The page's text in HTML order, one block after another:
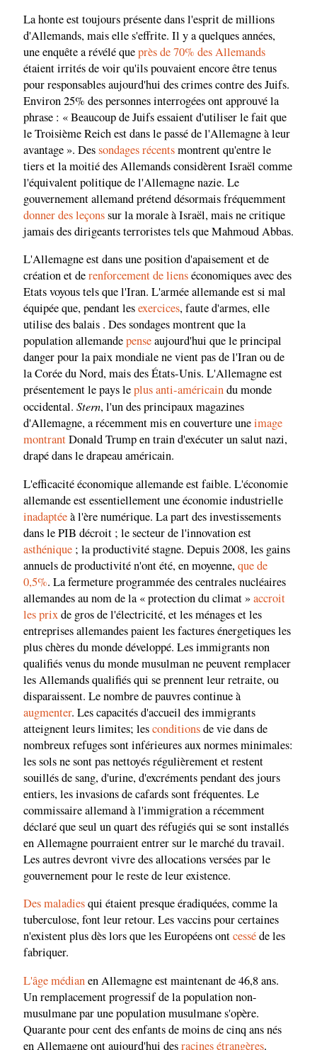
La honte est toujours présente dans l'esprit de millions
d'Allemands, mais elle s'effrite. Il y a quelques années,
une enquête a révélé queprès de 70% des Allemands
étaient irrités de voir qu'ils pouvaient encore être tenus
pour responsables aujourd'hui des crimes contre des Juifs.
Environ 25% des personnes interrogées ont approuvé la
phrase : « Beaucoup de Juifs essaient d'utiliser le fait que
le Troisième Reich est dans le passé de l'Allemagne à leur
avantage ». Dessondages récentsmontrent qu'entre le
tiers et la moitié des Allemands considèrent Israël comme
l'équivalent politique de l'Allemagne nazie. Le
gouvernement allemand prétend désormais fréquemment
donner des leçonssur la morale à Israël, mais ne critique
jamais des dirigeants terroristes tels que Mahmoud Abbas.
L'Allemagne est dans une position d'apaisement et de
création et derenforcement de lienséconomiques avec des
Etats voyous tels que l'Iran. L'armée allemande est si mal
équipée que, pendant lesexercices, faute d'armes, elle
utilise des balais . Des sondages montrent que la
population allemandepenseaujourd'hui que le principal
danger pour la paix mondiale ne vient pas de l'Iran ou de
la Corée du Nord, mais des États-Unis. L'Allemagne est
présentement le pays leplus anti-américaindu monde
occidental. Stern, l'un des principaux magazines
d'Allemagne, a récemment mis en couverture uneimage
montrantDonald Trump en train d'exécuter un salut nazi,
drapé dans le drapeau américain.
L'efficacité économique allemande est faible. L'économie
allemande est essentiellement une économie industrielle
inadaptéeà l'ère numérique. La part des investissements
dans le PIB décroit ; le secteur de l'innovation est
asthénique ; la productivité stagne. Depuis 2008, les gains
annuels de productivité n'ont été, en moyenne,que de
0,5%. La fermeture programmée des centrales nucléaires
allemandes au nom de la « protection du climat »accroit
les prixde gros de l'électricité, et les ménages et les
entreprises allemandes paient les factures énergetiques les
plus chères du monde développé. Les immigrants non
qualifiés venus du monde musulman ne peuvent remplacer
les Allemands qualifiés qui se prennent leur retraite, ou
disparaissent. Le nombre de pauvres continue à
augmenter. Les capacités d'accueil des immigrants
atteignent leurs limites; lesconditionsde vie dans de
nombreux refuges sont inférieures aux normes minimales:
les sols ne sont pas nettoyés régulièrement et restent
souillés de sang, d'urine, d'excréments pendant des jours
entiers, les invasions de cafards sont fréquentes. Le
commissaire allemand à l'immigration a récemment
déclaré que seul un quart des réfugiés qui se sont installés
en Allemagne pourraient entrer sur le marché du travail.
Les autres devront vivre des allocations versées par le
gouvernement pour le reste de leur existence.
Des maladiesqui étaient presque éradiquées, comme la
tuberculose, font leur retour. Les vaccins pour certaines
n'existent plus dès lors que les Européens ontcesséde les
fabriquer.
L'âge médianen Allemagne est maintenant de 46,8 ans.
Un remplacement progressif de la population non-
musulmane par une population musulmane s'opère.
Quarante pour cent des enfants de moins de cinq ans nés
en Allemagne ont aujourd'hui desracines étrangères.